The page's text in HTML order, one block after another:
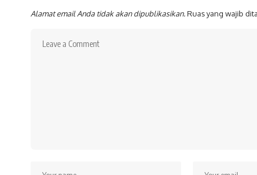
Alamat email Anda tidak akan dipublikasikan.Ruas yang wajib